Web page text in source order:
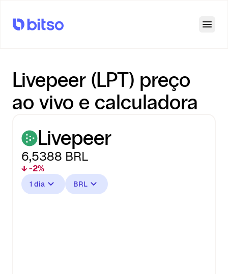
Livepeer (LPT) preço
ao vivo e calculadora
Livepeer
6,5388 BRL
↓ -2%
1 dia BRL